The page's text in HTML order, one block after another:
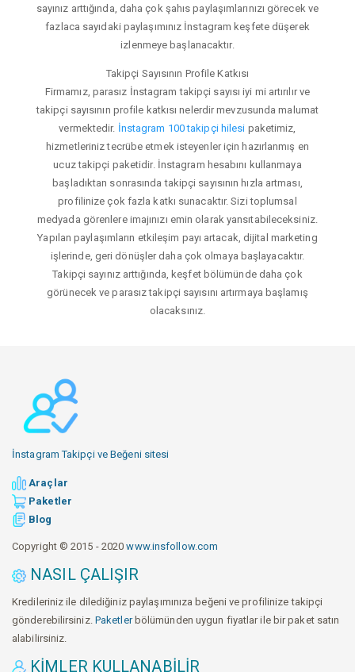
sayınız arttığında, daha çok şahıs paylaşımlarınızı görecek ve
fazlaca sayıdaki paylaşımınız İnstagram keşfete düşerek
izlenmeye başlanacaktır.
Takipçi Sayısının Profile Katkısı
Firmamız, parasız İnstagram takipçi sayısı iyi mi artırılır ve
takipçi sayısının profile katkısı nelerdir mevzusunda malumat
vermektedir. İnstagram 100 takipçi hilesi paketimiz,
hizmetleriniz tecrübe etmek isteyenler için hazırlanmış en
ucuz takipçi paketidir. İnstagram hesabını kullanmaya
başladıktan sonrasında takipçi sayısının hızla artması,
profilinize çok fazla katkı sunacaktır. Sizi toplumsal
medyada görenlere imajınızı emin olarak yansıtabileceksiniz.
Yapılan paylaşımların etkileşim payı artacak, dijital marketing
işlerinde, geri dönüşler daha çok olmaya başlayacaktır.
Takipçi sayınız arttığında, keşfet bölümünde daha çok
görünecek ve parasız takipçi sayısını artırmaya başlamış
olacaksınız.
İnstagram Takipçi ve Beğeni sitesi
Araçlar
Paketler
Blog
Copyright © 2015 - 2020www.insfollow.com
NASIL ÇALIŞIR
Kredileriniz ile dilediğiniz paylaşımınıza beğeni ve profilinize takipçi
gönderebilirsiniz. Paketlerbölümünden uygun fiyatlar ile bir paket satın
alabilirsiniz.
KIMLER KULLANABILIR